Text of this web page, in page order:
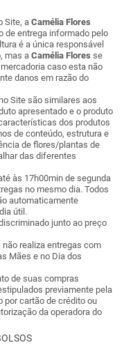
Site, a Camélia Flores
de entrega informado pelo
é a única responsável
mas a Camélia Flores se
caso esta não
danos em razão do
Site são similares aos
apresentado e o produto
dos produtos
de conteúdo, estrutura e
de flores/plantas de
das diferentes
às 17h00min de segunda
no mesmo dia. Todos
automaticamente
útil.
junto ao preço
não realiza entregas com
Mães e no Dia dos
de suas compras
previamente pela
por cartão de crédito ou
da operadora do